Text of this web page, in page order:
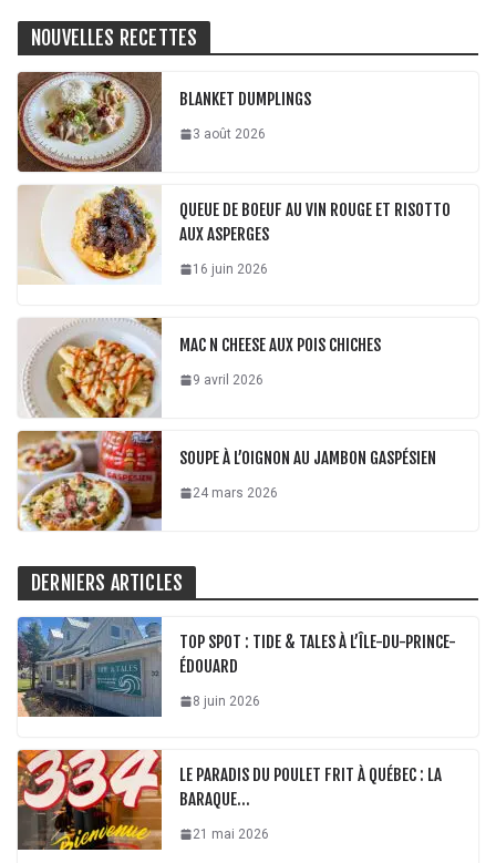
NOUVELLES RECETTES
BLANKET DUMPLINGS
3 août 2026
QUEUE DE BOEUF AU VIN ROUGE ET RISOTTO
AUX ASPERGES
16 juin 2026
MAC N CHEESE AUX POIS CHICHES
9 avril 2026
SOUPE À L’OIGNON AU JAMBON GASPÉSIEN
24 mars 2026
DERNIERS ARTICLES
TOP SPOT : TIDE & TALES À L’ÎLE-DU-PRINCE-
ÉDOUARD
8 juin 2026
LE PARADIS DU POULET FRIT À QUÉBEC : LA
BARAQUE…
21 mai 2026